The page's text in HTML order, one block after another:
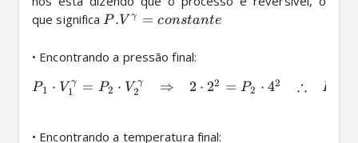
que significa P .V γ = constante
• Encontrando a pressão final:
P1 ⋅ V1
γ = P2 ⋅ V2
γ ⇒ 2 ⋅ 22 = P2 ⋅ 42 ∴ P
• Encontrando a temperatura final: